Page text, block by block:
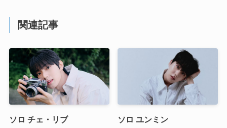
関連記事
ソロ チェ・リブ ソロ ユンミン